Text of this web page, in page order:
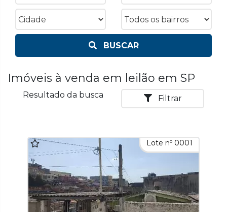
BUSCAR
Imóveis à venda em leilão em SP
Resultado da busca Filtrar
Lote nº 0001